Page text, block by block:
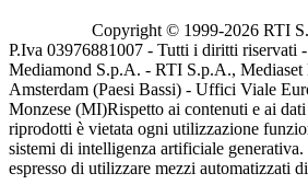
Copyright © 1999-2026 RTI
P.Iva 03976881007 - Tutti i diritti riservati
Mediamond S.p.A. - RTI S.p.A., Mediaset
Amsterdam (Paesi Bassi) - Uffici Viale
Monzese (MI)Rispetto ai contenuti e ai
riprodotti è vietata ogni utilizzazione
sistemi di intelligenza artificiale
espresso di utilizzare mezzi automatizzati